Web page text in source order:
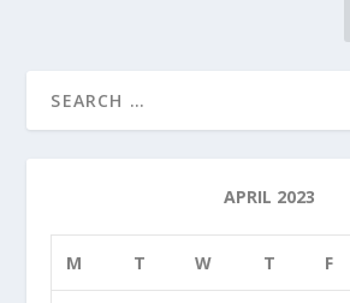
APRIL 2023
M T W T F